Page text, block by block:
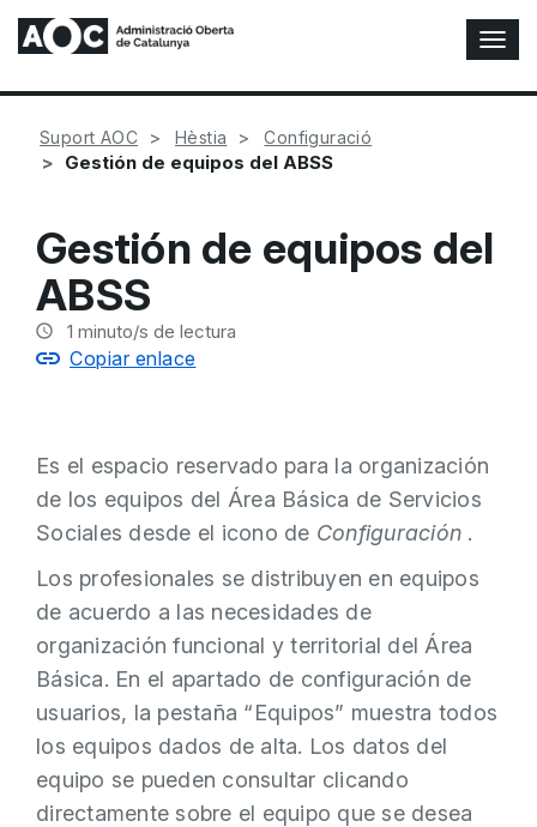
A
l
t
a
Suport AOC Hèstia Configuració
Gestión de equipos del ABSS
Gestión de equipos del
ABSS
1 minuto/s de lectura
Copiar enlace
Es el espacio reservado para la organización
de los equipos del Área Básica de Servicios
Sociales desde el icono de Configuración .
Los profesionales se distribuyen en equipos
de acuerdo a las necesidades de
organización funcional y territorial del Área
Básica. En el apartado de configuración de
usuarios, la pestaña “Equipos” muestra todos
los equipos dados de alta. Los datos del
equipo se pueden consultar clicando
directamente sobre el equipo que se desea